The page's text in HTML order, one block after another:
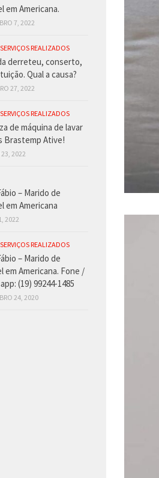
em Americana.
7, 2022
SERVIÇOS REALIZADOS
derreteu, conserto,
Qual a causa?
27, 2022
SERVIÇOS REALIZADOS
de máquina de lavar
Brastemp Ative!
2022
– Marido de
em Americana
2022
SERVIÇOS REALIZADOS
– Marido de
em Americana. Fone /
(19) 99244-1485
24, 2020